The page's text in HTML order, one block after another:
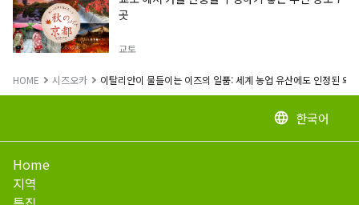
곳
교토
HOME 시즈오카 이탈리안이 물들이는 이즈의 일품: 세계 농업 유산에도 인정된 와
language 한국어
Home
지역